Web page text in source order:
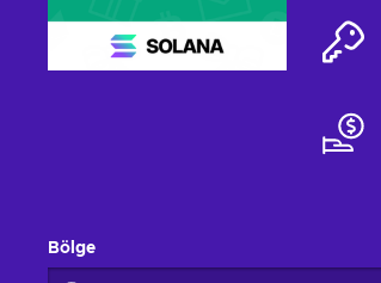
Bölge